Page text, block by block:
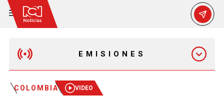
EMISIONES
EMISIÓN 12:30 PM
COLOMBIA VIDEO